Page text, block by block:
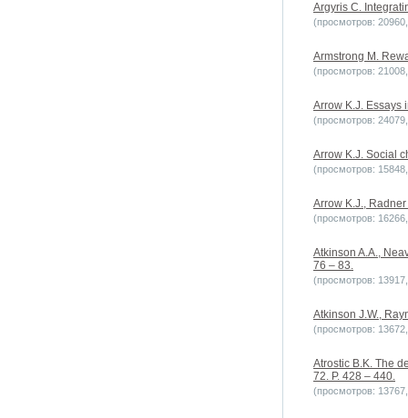
Argyris C.
(просмотров:
Armstrong M.
(просмотров:
Arrow K.J. Essays
(просмотров:
Arrow K.J. Social
(просмотров:
Arrow K.J.,
(просмотров:
Atkinson A.A.,
76 – 83.
(просмотров:
Atkinson J.W.,
(просмотров:
Atrostic B.K. The
72. P. 428 – 440.
(просмотров: